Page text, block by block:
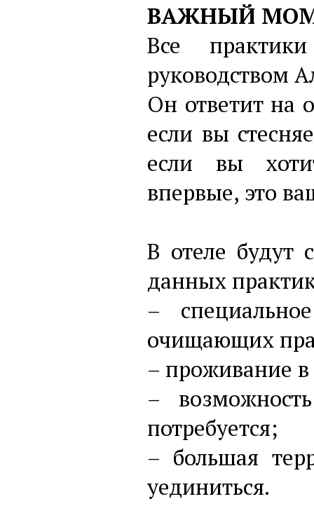
ВАЖНЫЙ
Все
руководством
Он ответит на
если вы
если вы
впервые, это
В отеле будут
данных
–
очищающих
– проживание
–
потребуется;
– большая
уединиться.